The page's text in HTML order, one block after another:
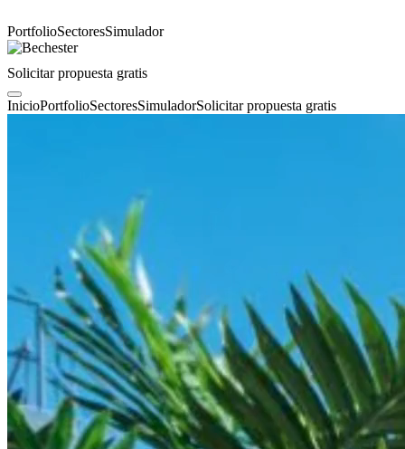
PortfolioSectoresSimulador
Solicitar propuesta gratis
InicioPortfolioSectoresSimuladorSolicitar propuesta gratis